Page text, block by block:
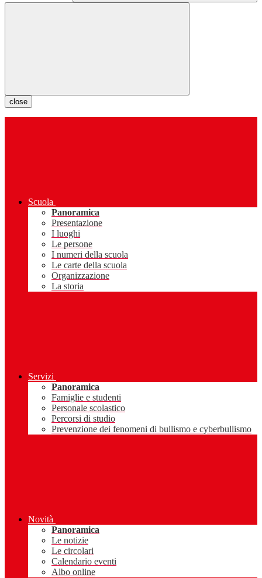
close
Scuola
Panoramica
Presentazione
I luoghi
Le persone
I numeri della scuola
Le carte della scuola
Organizzazione
La storia
Servizi
Panoramica
Famiglie e studenti
Personale scolastico
Percorsi di studio
Prevenzione dei fenomeni di bullismo e cyberbullismo
Novità
Panoramica
Le notizie
Le circolari
Calendario eventi
Albo online